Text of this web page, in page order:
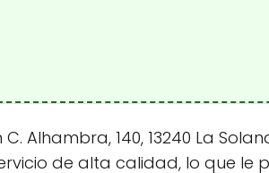
Alhambra, 140, 13240 La
de alta calidad, lo que